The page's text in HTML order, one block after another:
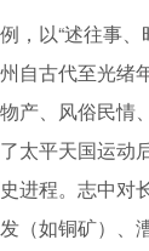
，以“述往事、
自古代至光绪
产、风俗民情
太平天国运动
进程。志中对
（如铜矿）、